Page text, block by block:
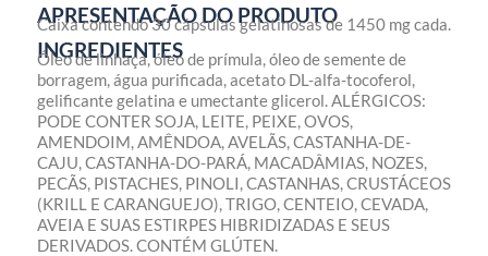
APRESENTAÇÃO DO PRODUTO
Caixa contendo 30 cápsulas gelatinosas de 1450 mg cada.
INGREDIENTES
Óleo de linhaça, óleo de prímula, óleo de semente de
borragem, água purificada, acetato DL-alfa-tocoferol,
gelificante gelatina e umectante glicerol. ALÉRGICOS:
PODE CONTER SOJA, LEITE, PEIXE, OVOS,
AMENDOIM, AMÊNDOA, AVELÃS, CASTANHA-DE-
CAJU, CASTANHA-DO-PARÁ, MACADÂMIAS, NOZES,
PECÃS, PISTACHES, PINOLI, CASTANHAS, CRUSTÁCEOS
(KRILL E CARANGUEJO), TRIGO, CENTEIO, CEVADA,
AVEIA E SUAS ESTIRPES HIBRIDIZADAS E SEUS
DERIVADOS. CONTÉM GLÚTEN.